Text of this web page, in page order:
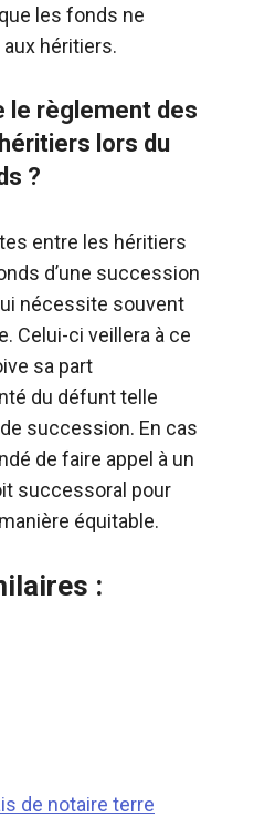
les fonds ne
héritiers.
le règlement des
lors du
?
entre les héritiers
d’une succession
nécessite souvent
Celui-ci veillera à ce
sa part
du défunt telle
succession. En cas
de faire appel à un
successoral pour
équitable.
:
de notaire terre